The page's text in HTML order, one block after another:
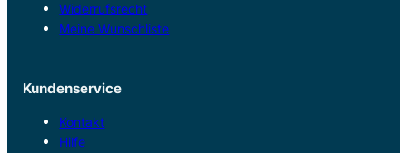
Widerrufsrecht
Meine Wunschliste
Kundenservice
Kontakt
Hilfe